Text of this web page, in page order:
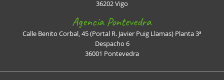
36202 Vigo
Agencia Pontevedra
Calle Benito Corbal, 45 (Portal R. Javier Puig Llamas) Planta 3ª
Despacho 6
36001 Pontevedra